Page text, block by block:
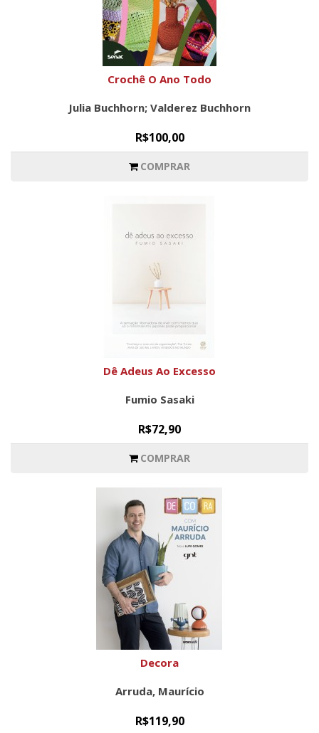
Crochê O Ano Todo
Julia Buchhorn; Valderez Buchhorn
R$100,00
COMPRAR
Dê Adeus Ao Excesso
Fumio Sasaki
R$72,90
COMPRAR
Decora
Arruda, Maurício
R$119,90